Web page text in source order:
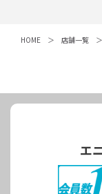
HOME 店舗一覧
エ